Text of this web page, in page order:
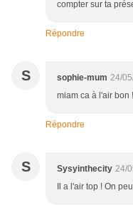
compter sur ta
Répondre
S sophie-mum 24/
miam ca à l'air bon
Répondre
S Sysyinthecity 24/
Il a l'air top ! On